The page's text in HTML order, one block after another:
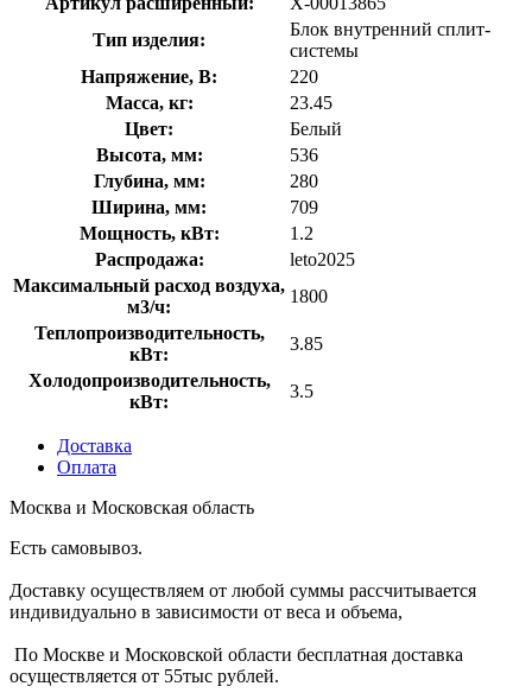
Тип изделия:
Блок внутренний сплит-
системы
Напряжение, В:
220
Масса, кг:
23.45
Цвет:
Белый
Высота, мм:
536
Глубина, мм:
280
Ширина, мм:
709
Мощность, кВт:
1.2
Распродажа:
leto2025
Максимальный расход воздуха,
м3/ч:
1800
Теплопроизводительность,
кВт:
3.85
Холодопроизводительность,
кВт:
3.5
Доставка
Оплата
Москва и Московская область
Есть самовывоз.
Доставку осуществляем от любой суммы рассчитывается
индивидуально в зависимости от веса и объема,
По Москве и Московской области бесплатная доставка
осуществляется от 55тыс рублей.